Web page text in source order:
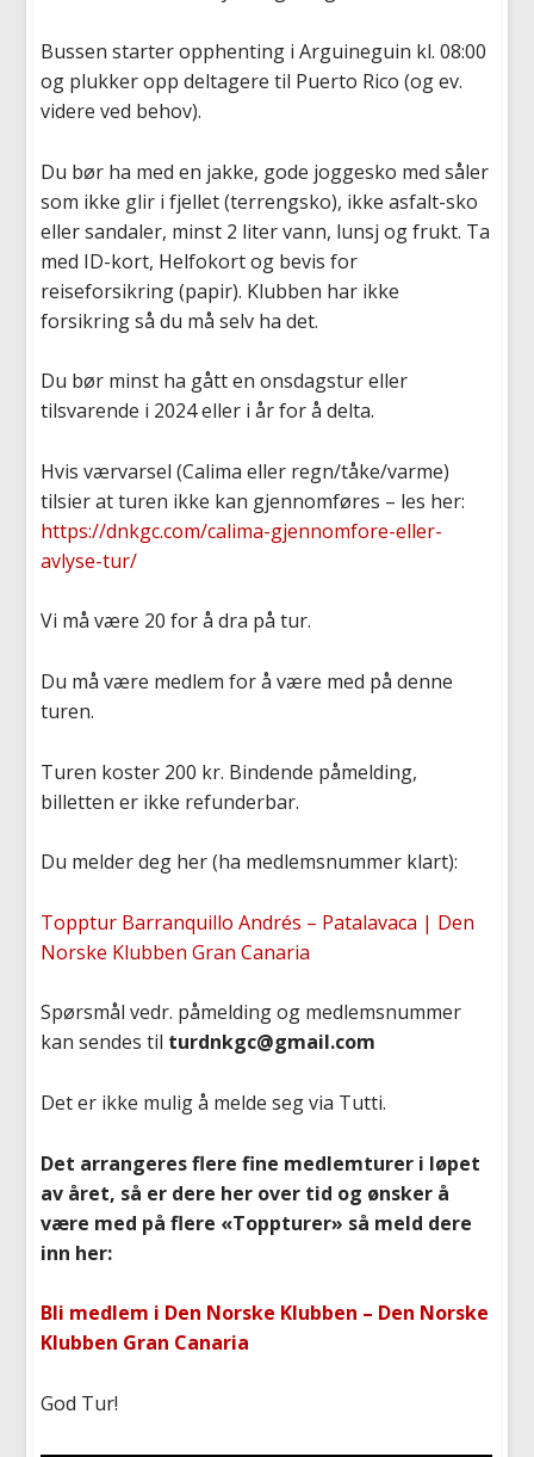
Bussen starter opphenting i Arguineguin kl. 08:00
og plukker opp deltagere til Puerto Rico (og ev.
videre ved behov).
Du bør ha med en jakke, gode joggesko med såler
som ikke glir i fjellet (terrengsko), ikke asfalt-sko
eller sandaler, minst 2 liter vann, lunsj og frukt. Ta
med ID-kort, Helfokort og bevis for
reiseforsikring (papir). Klubben har ikke
forsikring så du må selv ha det.
Du bør minst ha gått en onsdagstur eller
tilsvarende i 2024 eller i år for å delta.
Hvis værvarsel (Calima eller regn/tåke/varme)
tilsier at turen ikke kan gjennomføres – les her:
https://dnkgc.com/calima-gjennomfore-eller-
avlyse-tur/
Vi må være 20 for å dra på tur.
Du må være medlem for å være med på denne
turen.
Turen koster 200 kr. Bindende påmelding,
billetten er ikke refunderbar.
Du melder deg her (ha medlemsnummer klart):
Topptur Barranquillo Andrés – Patalavaca | Den
Norske Klubben Gran Canaria
Spørsmål vedr. påmelding og medlemsnummer
kan sendes til turdnkgc@gmail.com
Det er ikke mulig å melde seg via Tutti.
Det arrangeres flere fine medlemturer i løpet
av året, så er dere her over tid og ønsker å
være med på flere «Toppturer» så meld dere
inn her:
Bli medlem i Den Norske Klubben – Den Norske
Klubben Gran Canaria
God Tur!